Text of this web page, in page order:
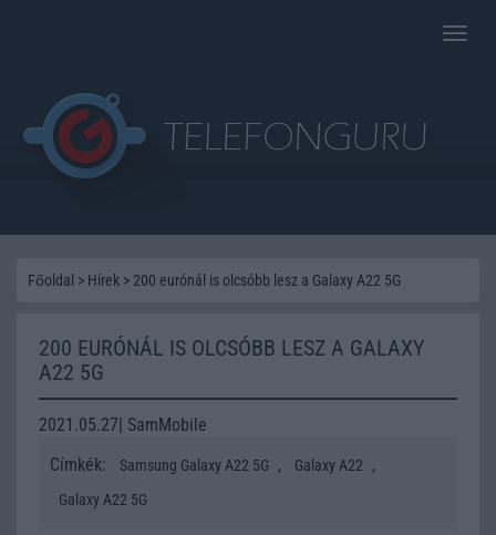
Toggle
Főoldal > Hírek > 200 eurónál is olcsóbb lesz a Galaxy A22 5G
200 EURÓNÁL IS OLCSÓBB LESZ A GALAXY
A22 5G
2021.05.27| SamMobile
Címkék:
Samsung Galaxy A22 5G , Galaxy A22 ,
Galaxy A22 5G